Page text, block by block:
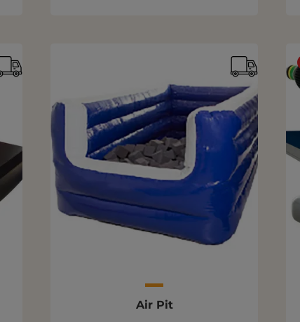
Air Pit